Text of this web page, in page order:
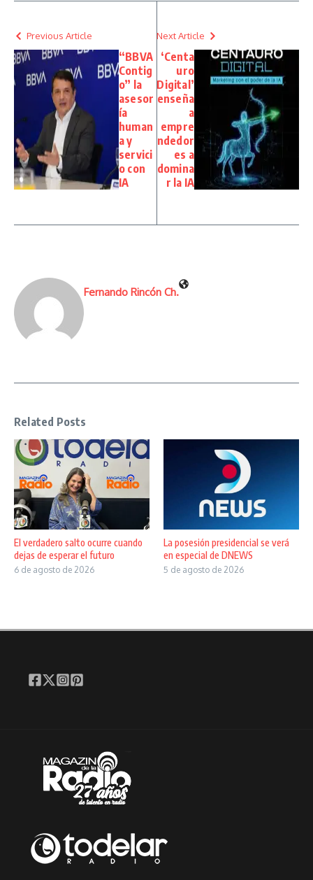
Previous Article
“BBVA
Contig
o” la
asesor
ía
human
a y
servici
o con
IA
Next Article
‘Centa
uro
Digital’
enseña
a
empre
ndedor
es a
domina
r la IA
Fernando Rincón Ch.
Related Posts
El verdadero salto ocurre cuando
dejas de esperar el futuro
6 de agosto de 2026
La posesión presidencial se verá
en especial de DNEWS
5 de agosto de 2026